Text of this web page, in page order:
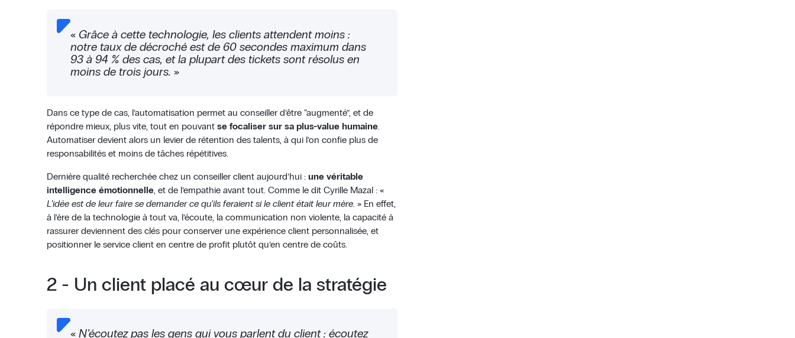
«Grâce à cette technologie, les clients attendent moins :
notre taux de décroché est de 60 secondes maximum dans
93 à 94 % des cas, et la plupart des tickets sont résolus en
moins de trois jours. »
Dans ce type de cas, l’automatisation permet au conseiller d’être “augmenté”, et de
répondre mieux, plus vite, tout en pouvant se focaliser sur sa plus-value humaine.
Automatiser devient alors un levier de rétention des talents, à qui l’on confie plus de
responsabilités et moins de tâches répétitives.
Dernière qualité recherchée chez un conseiller client aujourd’hui :une véritable
intelligence émotionnelle, et de l’empathie avant tout. Comme le dit Cyrille Mazal : «
L’idée est de leur faire se demander ce qu’ils feraient si le client était leur mère.» En effet,
à l’ère de la technologie à tout va, l’écoute, la communication non violente, la capacité à
rassurer deviennent des clés pour conserver une expérience client personnalisée, et
positionner le service client en centre de profit plutôt qu’en centre de coûts.
2 - Un client placé au cœur de la stratégie
« N’écoutez pas les gens qui vous parlent du client : écoutez